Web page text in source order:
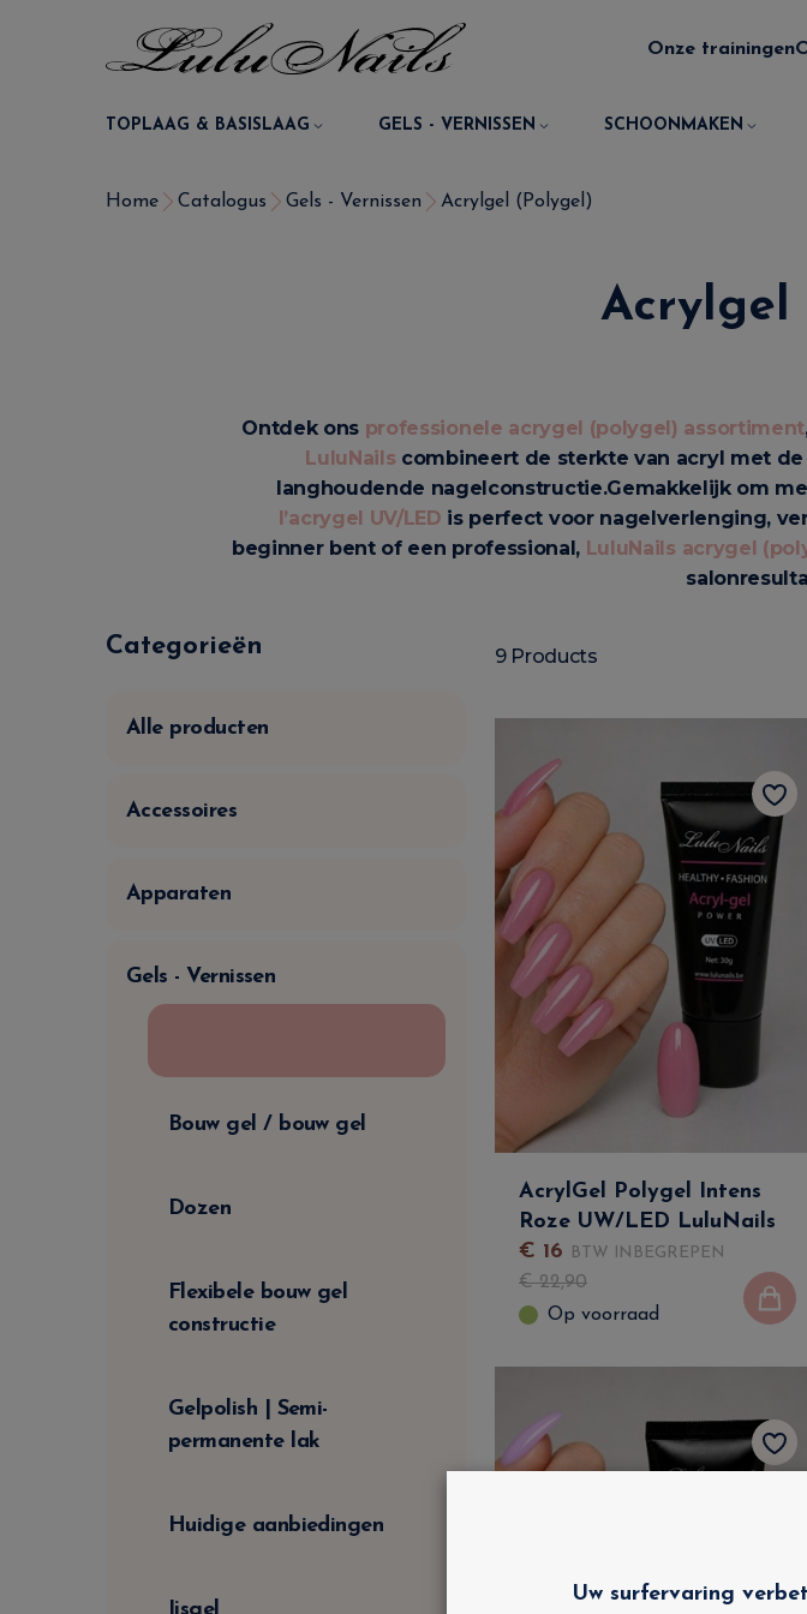
Onze trainingen
TOPLAAG & BASISLAAG GELS - VERNISSEN SCHOONMAKEN
Home Catalogus Gels - Vernissen Acrylgel (Polygel)
Acrylgel
Ontdek ons professionele acrygel (polygel) assortiment
LuluNails combineert de sterkte van acryl met
langhoudende nagelconstructie.Gemakkelijk om
l’acrygel UV/LED is perfect voor nagelverlenging,
beginner bent of een professional, LuluNails acrygel
Categorieën
Alle producten
Accessoires
Apparaten
Gels - Vernissen
Bouw gel / bouw gel
Dozen
Flexibele bouw gel
constructie
Gelpolish | Semi-
permanente lak
Huidige aanbiedingen
9 Products
AcrylGel Polygel Intens
Roze UW/LED LuluNails
€ 16 BTW INBEGREPEN
€22,90
Op voorraad
Uw surfervaring